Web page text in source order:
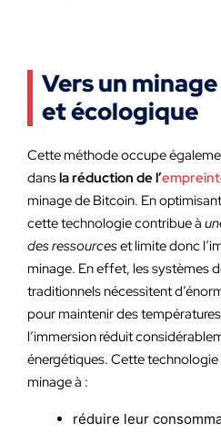
Vers un
et écologique
Cette méthode occupe
dansla réduction de l’
minage de Bitcoin. En
cette technologie contribue à
des ressourceset limite donc
minage. En effet, les systèmes
traditionnels nécessitent
pour maintenir des
l’immersion réduit
énergétiques. Cette
minage à :
réduire leur